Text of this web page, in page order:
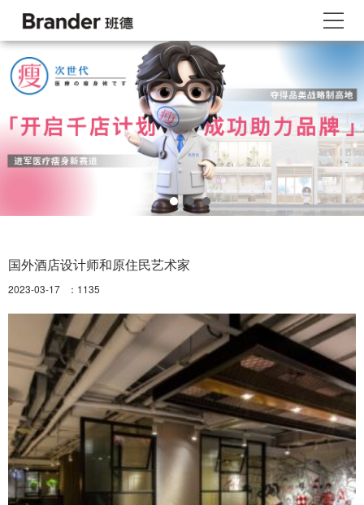
国外酒店设计师和原住民艺术家
2023-03-17 ： 1135